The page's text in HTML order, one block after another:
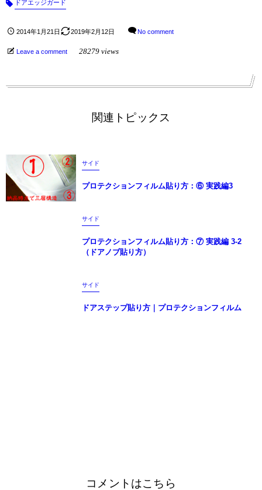
ドアエッジガード
2014年1月21日 2019年2月12日 No comment
Leave a comment 28279 views
関連トピックス
サイド
プロテクションフィルム貼り方：⑥ 実践編3
サイド
プロテクションフィルム貼り方：⑦ 実践編 3-2
（ドアノブ貼り方）
サイド
ドアステップ貼り方｜プロテクションフィルム
コメントはこちら